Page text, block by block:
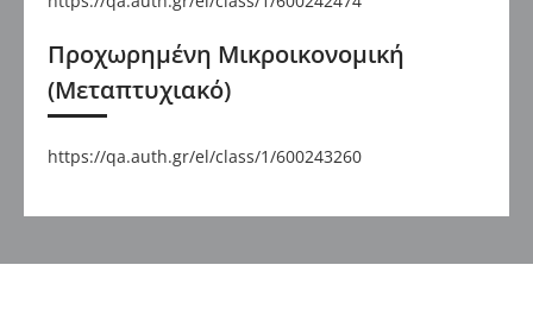
Προχωρημένη Μικροικονομική
(Μεταπτυχιακό)
https://qa.auth.gr/el/class/1/600243260